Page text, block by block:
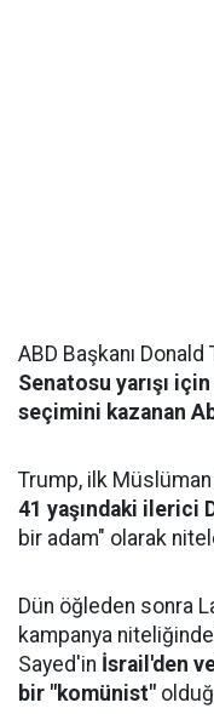
ABD Başkanı Donald
Senatosu yarışı
seçimini kazanan
Trump, ilk
41 yaşındaki ilerici
bir adam" olarak
Dün öğleden sonra
kampanya
Sayed'in İsrail'den
bir "komünist"